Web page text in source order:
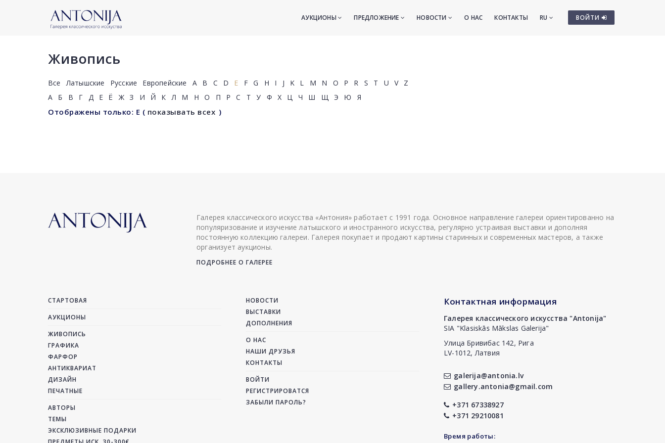
ВОЙТИ
АУКЦИОНЫ ПРЕДЛОЖЕНИЕ НОВОСТИ О НАС КОНТАКТЫ RU
Живопись
Все Латышские Русские Европейские A B C D E F G H I J K L M N O P R S T U V
Z
А
Б В Г Д Е Ё Ж З И Й К Л М Н О П Р С Т У Ф Х Ц Ч Ш Щ Э Ю Я
Отображены только: E ( показывать всех )
Галерея классического искусства «Антония» работает с 1991 года. Основное направление галереи ориентированно на
популяризование и изучение латышского и иностранного искусства, регулярно устраивая выставки и дополняя
постоянную коллекцию галереи. Галерея покупает и продают картины старинных и современных мастеров, а также
организует аукционы.
ПОДРОБНЕЕ О ГАЛЕРЕЕ
СТАРТОВАЯ
АУКЦИОНЫ
ЖИВОПИСЬ
ГРАФИКА
ФАРФОР
АНТИКВАРИАТ
ДИЗАЙН
ПЕЧАТНЫЕ
АВТОРЫ
ТЕМЫ
ЭКСКЛЮЗИВНЫЕ ПОДАРКИ
НОВОСТИ
ВЫСТАВКИ
ДОПОЛНЕНИЯ
О НАС
НАШИ ДРУЗЬЯ
КОНТАКТЫ
ВОЙТИ
РЕГИСТРИРОВАТСЯ
ЗАБЫЛИ ПАРОЛЬ?
Контактная информация
Галерея классического искусства "Antonija"
SIA "Klasiskās Mākslas Galerija"
Улица Бривибас 142, Рига
LV-1012, Латвия
galerija@antonia.lv
gallery.antonia@gmail.com
+371 67338927
+371 29210081
Время работы: